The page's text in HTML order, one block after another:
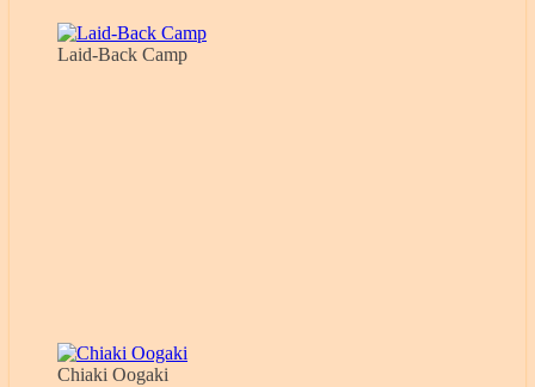
Laid-Back Camp
Chiaki Oogaki